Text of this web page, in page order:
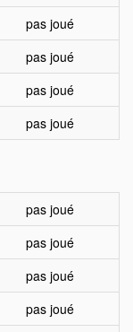
pas joué
pas joué
pas joué
pas joué
pas joué
pas joué
pas joué
pas joué